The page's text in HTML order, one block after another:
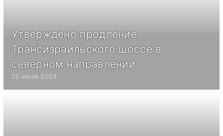
Утверждено продление
Трансизраильского шоссе в
северном направлении
22 июля 2024